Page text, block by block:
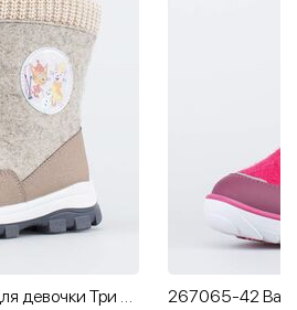
267070-44 Валенки для девочки Три кота бежевый